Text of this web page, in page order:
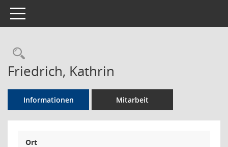
Toggle navigation
Rechercheauswahl
Friedrich, Kathrin
Informationen Mitarbeit
Ort